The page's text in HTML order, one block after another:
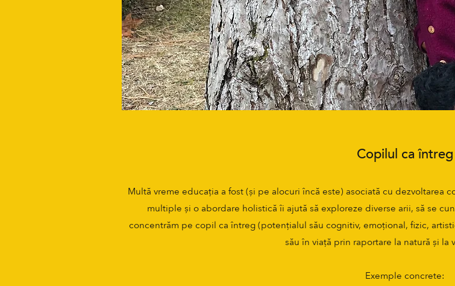
Copilul ca întreg
Multă vreme educația a fost (și pe alocuri încă este) asociată cu dezvoltarea
multiple și o abordare holistică îi ajută să exploreze diverse arii, să se
concentrăm pe copil ca întreg (potențialul său cognitiv, emoțional, fizic,
său în viață prin raportare la natură și la
Exemple concrete: